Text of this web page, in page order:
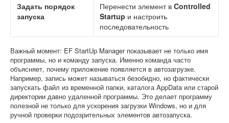
Задать порядок
запуска
Перенести элемент в Controlled
Startup и настроить
последовательность
Важный момент: EF StartUp Manager показывает не только имя
программы, но и команду запуска. Именно команда часто
объясняет, почему приложение появляется в автозагрузке.
Например, запись может называться безобидно, но фактически
запускать файл из временной папки, каталога AppData или старой
директории давно удаленной программы. Это делает программу
полезной не только для ускорения загрузки Windows, но и для
ручной проверки подозрительных элементов автозапуска.